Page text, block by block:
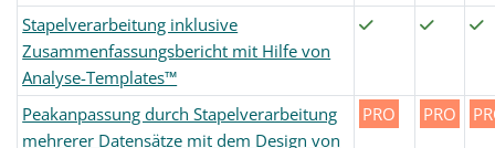
Stapelverarbeitung inklusive
Zusammenfassungsbericht mit Hilfe von
Analyse-Templates™
Peakanpassung durch Stapelverarbeitung
mehrerer Datensätze mit dem Design von
PRO PRO